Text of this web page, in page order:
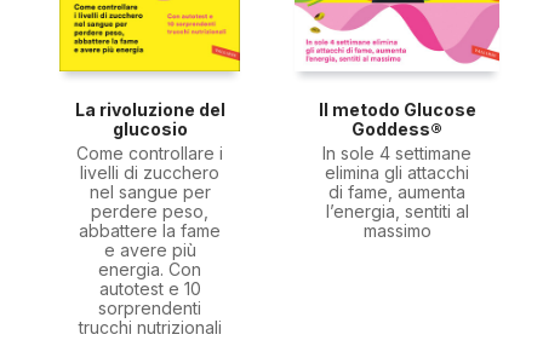
La rivoluzione del
glucosio
Come controllare i
livelli di zucchero
nel sangue per
perdere peso,
abbattere la fame
e avere più
energia. Con
autotest e 10
sorprendenti
trucchi nutrizionali
Il metodo Glucose
Goddess®
In sole 4 settimane
elimina gli attacchi
di fame, aumenta
l’energia, sentiti al
massimo